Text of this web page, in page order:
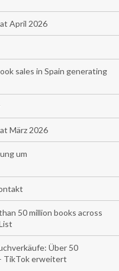
April 2026
sales in Spain generating
März 2026
um
50 million books across
Über 50
TikTok erweitert